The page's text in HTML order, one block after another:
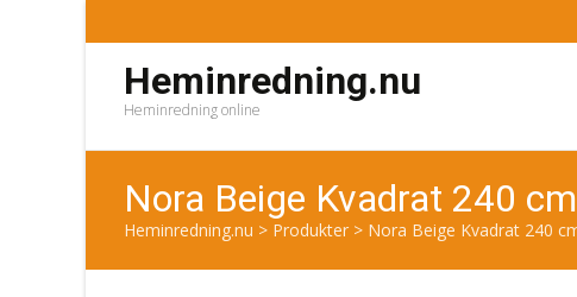
Heminredning.nu
Heminredning online
Nora Beige Kvadrat 240
Heminredning.nu > Produkter > Nora Beige Kvadrat 240